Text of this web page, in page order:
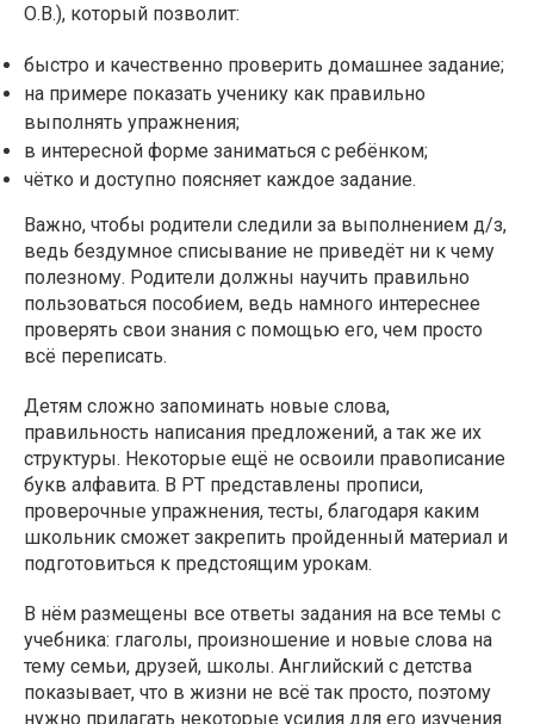
О.В.), который позволит:
быстро и качественно проверить домашнее задание;
на примере показать ученику как правильно
выполнять упражнения;
в интересной форме заниматься с ребёнком;
чётко и доступно поясняет каждое задание.
Важно, чтобы родители следили за выполнением д/з,
ведь бездумное списывание не приведёт ни к чему
полезному. Родители должны научить правильно
пользоваться пособием, ведь намного интереснее
проверять свои знания с помощью его, чем просто
всё переписать.
Детям сложно запоминать новые слова,
правильность написания предложений, а так же их
структуры. Некоторые ещё не освоили правописание
букв алфавита. В РТ представлены прописи,
проверочные упражнения, тесты, благодаря каким
школьник сможет закрепить пройденный материал и
подготовиться к предстоящим урокам.
В нём размещены все ответы задания на все темы с
учебника: глаголы, произношение и новые слова на
тему семьи, друзей, школы. Английский с детства
показывает, что в жизни не всё так просто, поэтому
нужно прилагать некоторые усилия для его изучения.